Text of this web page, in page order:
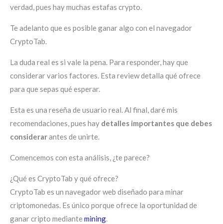
verdad, pues hay muchas estafas crypto.
Te adelanto que es posible ganar algo con el navegador
CryptoTab.
La duda real es si vale la pena. Para responder, hay que
considerar varios factores. Esta review detalla qué ofrece
para que sepas qué esperar.
Esta es una reseña de usuario real. Al final, daré mis
recomendaciones, pues hay detalles importantes que debes
considerarantes de unirte.
Comencemos con esta análisis, ¿te parece?
¿Qué es CryptoTab y qué ofrece?
CryptoTab es un navegador web diseñado para minar
criptomonedas. Es único porque ofrece la oportunidad de
ganar cripto mediante mining.